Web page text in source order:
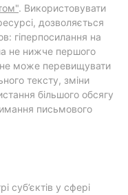
. Використовувати
дозволяється
гіперпосилання на
не нижче першого
не може перевищувати
тексту, зміни
більшого обсягу
письмового
суб’єктів у сфері